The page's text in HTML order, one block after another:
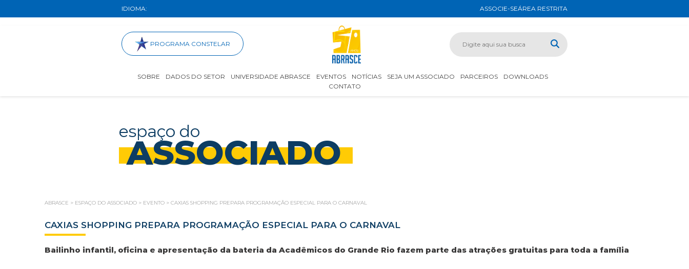
IDIOMA: ASSOCIE-SEÁREA RESTRITA
PROGRAMA CONSTELAR
SOBRE DADOS DO SETOR UNIVERSIDADE ABRASCE EVENTOS NOTÍCIAS SEJA UM ASSOCIADO PARCEIROS
DOWNLOADS
CONTATO
espaço do
ASSOCIADO
ABRASCE > ESPAÇO DO ASSOCIADO > EVENTO > CAXIAS SHOPPING PREPARA PROGRAMAÇÃO ESPECIAL PARA O CARNAVAL
CAXIAS SHOPPING PREPARA PROGRAMAÇÃO ESPECIAL PARA O CARNAVAL
Bailinho infantil, oficina e apresentação da bateria da Acadêmicos do Grande Rio fazem parte das atrações gratuitas para toda a família